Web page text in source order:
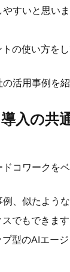
すいと思いま
の使い方を
活用事例を紹
入の共
コワークを
、似たよう
でもできます
型のAIエージ